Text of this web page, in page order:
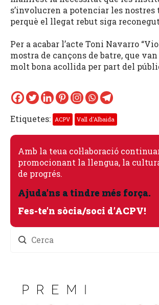
s’involucren a potenciar les
perquè el llegat rebut siga
Per a acabar l’acte Toni Navarro
mostra de cançons de batre, que
molt bona acollida per part del
Etiquetes: ACPV Vall d'Albaida
Amb la teua col·laboració
promocionant la llengua, la
de progrés.
Ajuda’ns a tindre més força.
Fes-te’n sòcia/soci d’ACPV!